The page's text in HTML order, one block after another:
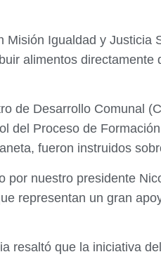
Igualdad y Justicia
alimentos
de Desarrollo Comunal
del Proceso de
fueron instruidos
por nuestro presidente
representan un gran
resaltó que la iniciativa